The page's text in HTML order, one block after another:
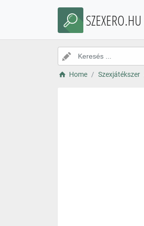
SZEXERO.HU
Home Szexjátékszer